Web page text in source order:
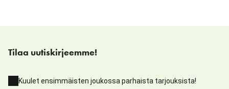
Tilaa uutiskirjeemme!
Kuulet ensimmäisten joukossa parhaista tarjouksista!